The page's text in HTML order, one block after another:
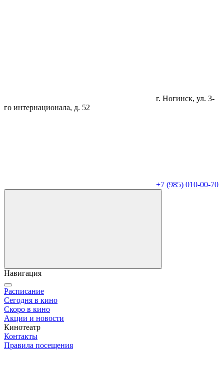
г. Ногинск, ул. 3-
го интернационала, д. 52
+7 (985) 010-00-70
Навигация
Расписание
Сегодня в кино
Скоро в кино
Акции и новости
Кинотеатр
Контакты
Правила посещения